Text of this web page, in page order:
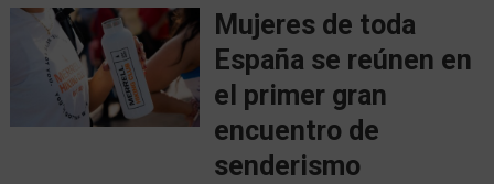
Mujeres de toda
España se reúnen en
el primer gran
encuentro de
senderismo